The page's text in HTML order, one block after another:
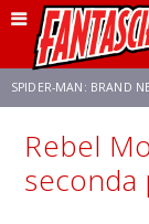
SPIDER-MAN: BRAND
FRANCO RICCIARDIELLO
Rebel
seconda